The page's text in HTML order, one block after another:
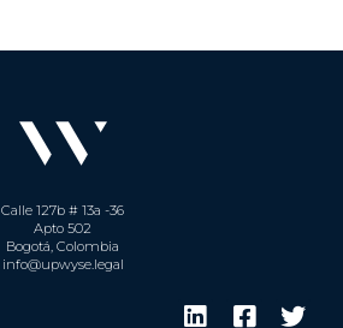
Calle 127b # 13a -36
Apto 502
Bogotá, Colombia
info@upwyse.legal